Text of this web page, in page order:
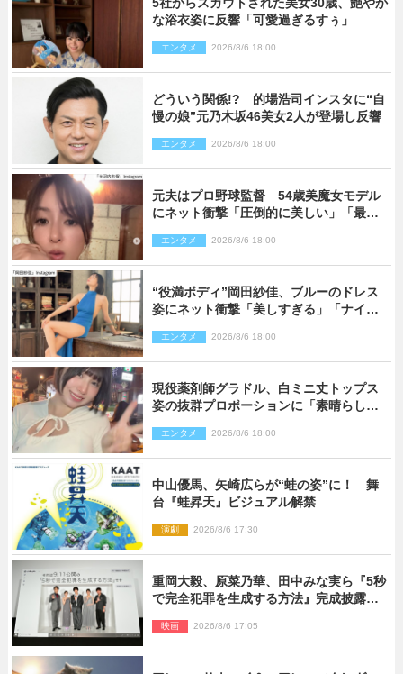
5社からスカウトされた美女30歳、艶やか
な浴衣姿に反響「可愛過ぎるすぅ」
エンタメ 2026/8/6 18:00
どういう関係!? 的場浩司インスタに“自
慢の娘”元乃木坂46美女2人が登場し反響
エンタメ 2026/8/6 18:00
元夫はプロ野球監督 54歳美魔女モデル
にネット衝撃「圧倒的に美しい」「最強
エンタメ 2026/8/6 18:00
“役満ボディ”岡田紗佳、ブルーのドレス
姿にネット衝撃「美しすぎる」「ナイ
エンタメ 2026/8/6 18:00
現役薬剤師グラドル、白ミニ丈トップス
姿の抜群プロポーションに「素晴らしす
エンタメ 2026/8/6 18:00
中山優馬、矢崎広らが“蛙の姿”に！ 舞
台『蛙昇天』ビジュアル解禁
演劇 2026/8/6 17:30
重岡大毅、原菜乃華、田中みな実ら『5秒
で完全犯罪を生成する方法』完成披露に
映画 2026/8/6 17:05